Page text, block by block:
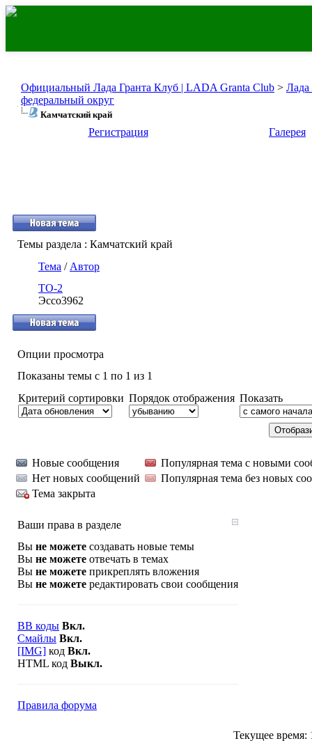
Официальный Лада Гранта Клуб | LADA Granta Club > Лада
федеральный округ
Камчатский край
Регистрация Галерея
Темы раздела : Камчатский край
Тема / Автор
ТО-2
Эссо3962
Опции просмотра
Показаны темы с 1 по 1 из 1
Критерий сортировки Порядок отображения Показать
Новые сообщения
Популярная тема с новыми
Нет новых сообщений
Популярная тема без новых
Тема закрыта
Ваши права в разделе
Вы не можете создавать новые темы
Вы не можете отвечать в темах
Вы не можете прикреплять вложения
Вы не можете редактировать свои сообщения
BB коды Вкл.
Смайлы Вкл.
[IMG] код Вкл.
HTML код Выкл.
Правила форума
Текущее время: